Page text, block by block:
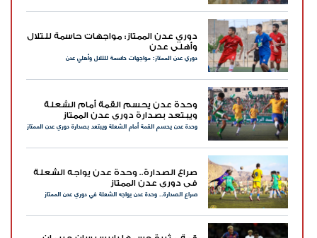
دوري عدن الممتاز: مواجهات حاسمة للتلال
وأهلي عدن
دوري عدن الممتاز: مواجهات حاسمة للتلال وأهلي عدن
وحدة عدن يحسم القمة أمام الشعلة
ويبتعد بصدارة دوري عدن الممتاز
وحدة عدن يحسم القمة أمام الشعلة ويبتعد بصدارة دوري عدن الممتاز
صراع الصدارة.. وحدة عدن يواجه الشعلة
في دوري عدن الممتاز
صراع الصدارة.. وحدة عدن يواجه الشعلة في دوري عدن الممتاز